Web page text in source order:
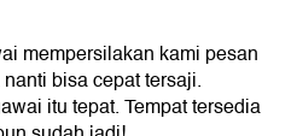
mempersilakan kami pesan
bisa cepat tersaji.
itu tepat. Tempat tersedia